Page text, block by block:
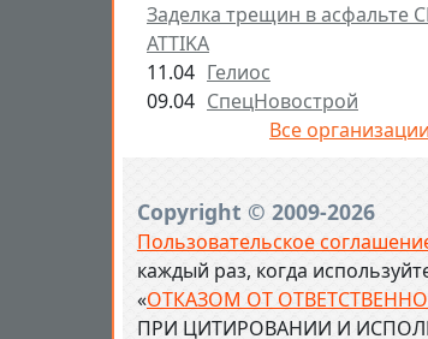
Заделка трещин в асфальте
ATTIKA
11.04 Гелиос
09.04 СпецНовострой
Все
Copyright © 2009-2026
Пользовательское
каждый раз, когда
«ОТКАЗОМ ОТ
ПРИ ЦИТИРОВАНИИ И